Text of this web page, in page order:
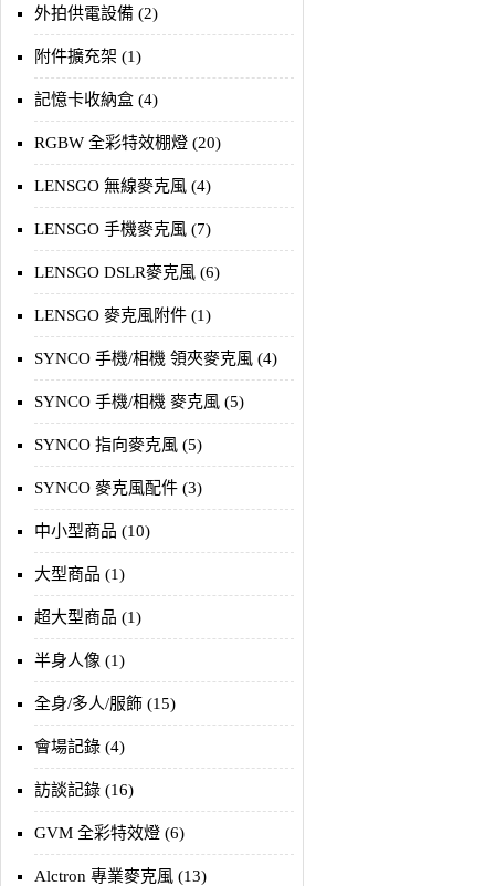
外拍供電設備 (2)
附件擴充架 (1)
記憶卡收納盒 (4)
RGBW 全彩特效棚燈 (20)
LENSGO 無線麥克風 (4)
LENSGO 手機麥克風 (7)
LENSGO DSLR麥克風 (6)
LENSGO 麥克風附件 (1)
SYNCO 手機/相機 領夾麥克風 (4)
SYNCO 手機/相機 麥克風 (5)
SYNCO 指向麥克風 (5)
SYNCO 麥克風配件 (3)
中小型商品 (10)
大型商品 (1)
超大型商品 (1)
半身人像 (1)
全身/多人/服飾 (15)
會場記錄 (4)
訪談記錄 (16)
GVM 全彩特效燈 (6)
Alctron 專業麥克風 (13)